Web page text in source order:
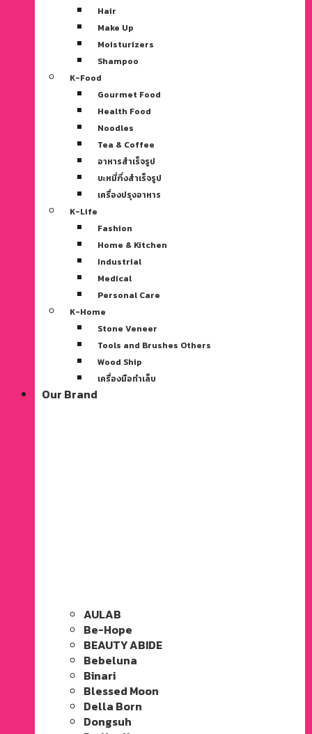
Hair
Make Up
Moisturizers
Shampoo
K-Food
Gourmet Food
Health Food
Noodles
Tea & Coffee
อาหารสำเร็จรูป
บะหมี่กึ่งสำเร็จรูป
เครื่องปรุงอาหาร
K-Life
Fashion
Home & Kitchen
Industrial
Medical
Personal Care
K-Home
Stone Veneer
Tools and Brushes Others
Wood Ship
เครื่องมือทำเล็บ
Our Brand
AULAB
Be-Hope
BEAUTY ABIDE
Bebeluna
Binari
Blessed Moon
Della Born
Dongsuh